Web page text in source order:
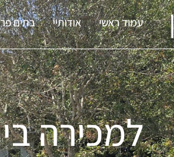
עמוד ראשי אודותיי בתים
למכירה